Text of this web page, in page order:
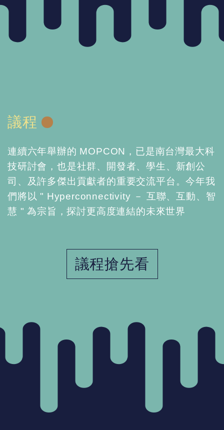
議程
連續六年舉辦的 MOPCON，已是南台灣最大科
技研討會，也是社群、開發者、學⽣、新創公
司、及許多傑出貢獻者的重要交流平台。今年我
們將以 " Hyperconnectivity － 互聯、互動、智
慧 " 為宗旨，探討更⾼度連結的未來世界
議程搶先看